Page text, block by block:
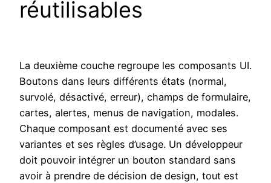
réutilisables
La deuxième couche regroupe les composants UI.
Boutons dans leurs différents états (normal,
survolé, désactivé, erreur), champs de formulaire,
cartes, alertes, menus de navigation, modales.
Chaque composant est documenté avec ses
variantes et ses règles d’usage. Un développeur
doit pouvoir intégrer un bouton standard sans
avoir à prendre de décision de design, tout est